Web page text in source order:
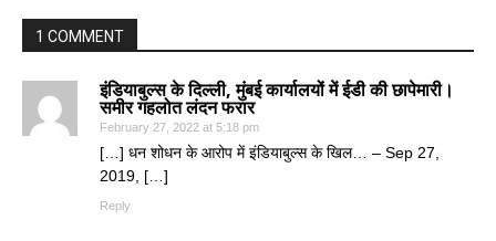
1 COMMENT
इंडियाबुल्स के दिल्ली, मुंबई कार्यालयों में ईडी की छापेमारी।
समीर गहलोत लंदन फरार
February 27, 2022 at 5:18 pm
[…] धन शोधन के आरोप में इंडियाबुल्स के खिल… – Sep 27,
2019, […]
Reply